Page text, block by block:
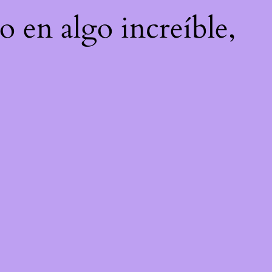
en algo increíble,